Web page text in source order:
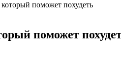
поможет похудеть
поможет